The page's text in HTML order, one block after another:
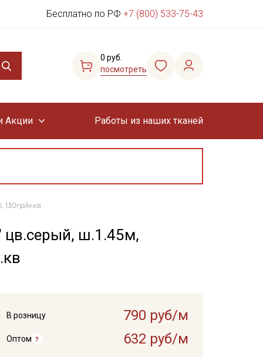
Бесплатно по РФ +7 (800) 533-75-43
0 руб.
посмотреть
Акции Работы из наших тканей
130гр/м.кв
цв.серый, ш.1.45м,
В розницу 790 руб/м
Оптом 632 руб/м